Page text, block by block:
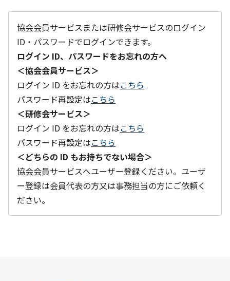
協会会員サービスまたは研修会サービスのログイン
ID・パスワードでログインできます。
ログイン ID、パスワードをお忘れの方へ
＜協会会員サービス＞
ログイン ID をお忘れの方はこちら
パスワード再設定はこちら
＜研修会サービス＞
ログイン ID をお忘れの方はこちら
パスワード再設定はこちら
＜どちらの ID もお持ちでない場合＞
協会会員サービスへユーザー登録ください。ユーザ
ー登録は会員代表の方又は事務担当の方にご依頼く
ださい。